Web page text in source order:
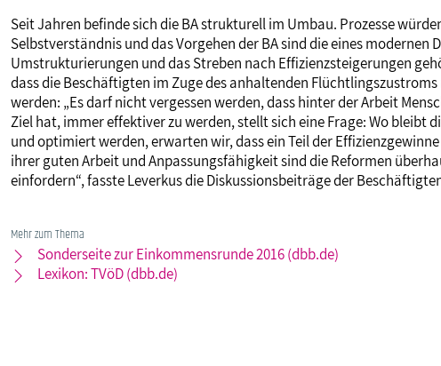
Seit Jahren befinde sich die BA strukturell im Umbau. Prozesse
Selbstverständnis und das Vorgehen der BA sind die eines
Umstrukturierungen und das Streben nach Effizienzsteigerungen
dass die Beschäftigten im Zuge des anhaltenden
werden: „Es darf nicht vergessen werden, dass hinter der Arbeit
Ziel hat, immer effektiver zu werden, stellt sich eine Frage: Wo bleibt
und optimiert werden, erwarten wir, dass ein Teil der
ihrer guten Arbeit und Anpassungsfähigkeit sind die Reformen
einfordern“, fasste Leverkus die Diskussionsbeiträge der
Mehr zum Thema
Sonderseite zur Einkommensrunde 2016 (dbb.de)
Lexikon: TVöD (dbb.de)